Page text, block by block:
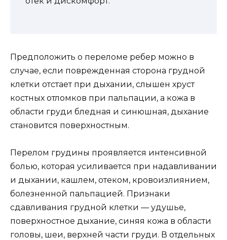
Предположить о переломе ребер можно в
случае, если поврежденная сторона грудной
клетки отстает при дыхании, слышен хруст
костных отломков при пальпации, а кожа в
области груди бледная и синюшная, дыхание
становится поверхностным.
Перелом грудины проявляется интенсивной
болью, которая усиливается при надавливании
и дыхании, кашлем, отеком, кровоизлиянием,
болезненной пальпацией. Признаки
сдавливания грудной клетки — удушье,
поверхностное дыхание, синяя кожа в области
головы, шеи, верхней части груди. В отдельных